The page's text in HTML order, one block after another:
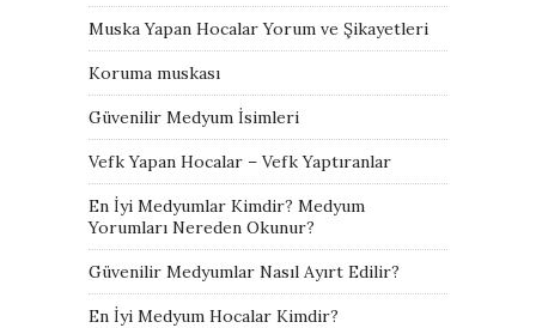
Muska Yapan Hocalar Yorum ve Şikayetleri
Koruma muskası
Güvenilir Medyum İsimleri
Vefk Yapan Hocalar – Vefk Yaptıranlar
En İyi Medyumlar Kimdir? Medyum
Yorumları Nereden Okunur?
Güvenilir Medyumlar Nasıl Ayırt Edilir?
En İyi Medyum Hocalar Kimdir?